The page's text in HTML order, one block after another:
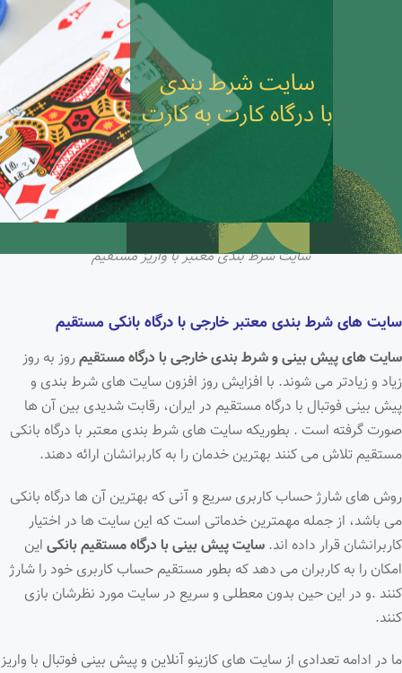
سایت شرط بندی معتبر با واریز مستقیم
سایت های شرط بندی معتبر خارجی با درگاه بانکیمستقیم
سایت های پیش بینی و شرط بندی خارجی با درگاه مستقیمروز به روز
زیاد و زیادتر می شوند. با افزایش روز افزون سایت های شرط بندی و
پیش بینی فوتبال با درگاه مستقیم در ایران، رقابت شدیدی بین آن ها
صورت گرفته است . بطوریکه سایت های شرط بندی معتبر با درگاه بانکی
مستقیم تلاش می کنند بهترین خدمان را به کاربرانشان ارائه دهند.
روش های شارژ حساب کاربری سریع و آنی که بهترین آن ها درگاه بانکی
می باشد، از جمله مهمترین خدماتی است که این سایت ها در اختیار
کاربرانشان قرار داده اند. سایت پیش بینی با درگاه مستقیم بانکی این
امکان را به کاربران می دهد که بطور مستقیم حساب کاربری خود را شارژ
کنند .و در این حین بدون معطلی و سریع در سایت مورد نظرشان بازی
کنند.
ما در ادامه تعدادی از سایت های کازینو آنلاین و پیش بینی فوتبال با واریز